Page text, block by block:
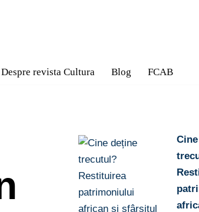
Despre revista Cultura Blog FCAB